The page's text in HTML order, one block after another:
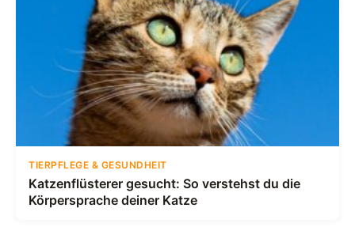
TIERPFLEGE & GESUNDHEIT
Katzenflüsterer gesucht: So verstehst du die
Körpersprache deiner Katze